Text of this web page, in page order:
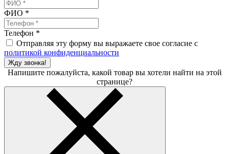
ФИО *
Телефон *
Отправляя эту форму вы выражаете свое согласие с
политикой конфиденциальности
Жду звонка!
Напишите пожалуйста, какой товар вы хотели найти на этой
странице?